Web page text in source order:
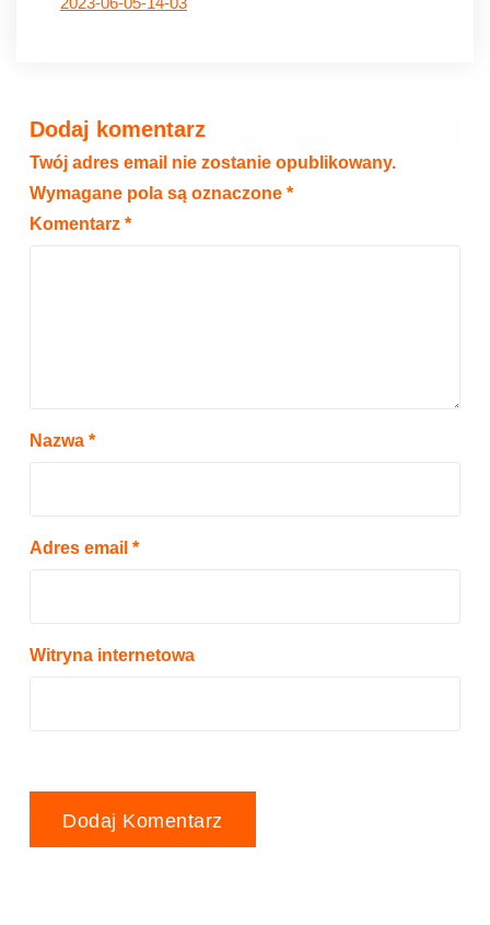
Dodaj komentarz
Twój adres email nie zostanie opublikowany.
Wymagane pola są oznaczone *
Komentarz *
Nazwa *
Adres email *
Witryna internetowa